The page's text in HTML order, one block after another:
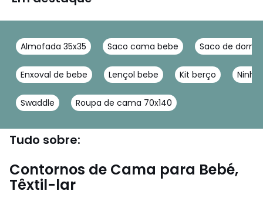
Almofada 35x35 Saco cama bebe Saco de
Enxoval de bebe Lençol bebe Kit berço
Swaddle Roupa de cama 70x140
Tudo sobre:
Contornos de Cama para Bebé,
Têxtil-lar